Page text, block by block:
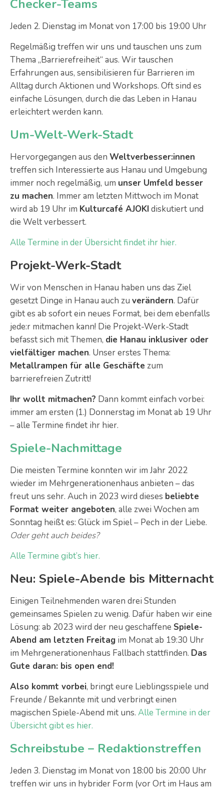
Checker-Teams
Jeden 2. Dienstag im Monat von 17:00 bis 19:00 Uhr
Regelmäßig treffen wir uns und tauschen uns zum
Thema „Barrierefreiheit“ aus. Wir tauschen
Erfahrungen aus, sensibilisieren für Barrieren im
Alltag durch Aktionen und Workshops. Oft sind es
einfache Lösungen, durch die das Leben in Hanau
erleichtert werden kann.
Um-Welt-Werk-Stadt
Hervorgegangen aus den Weltverbesser:innen
treffen sich Interessierte aus Hanau und Umgebung
immer noch regelmäßig, um unser Umfeld besser
zu machen. Immer am letzten Mittwoch im Monat
wird ab 19 Uhr im Kulturcafé AJOKIdiskutiert und
die Welt verbessert.
Alle Termine in der Übersicht findet ihr hier.
Projekt-Werk-Stadt
Wir von Menschen in Hanau haben uns das Ziel
gesetzt Dinge in Hanau auch zu verändern. Dafür
gibt es ab sofort ein neues Format, bei dem ebenfalls
jede:r mitmachen kann! Die Projekt-Werk-Stadt
befasst sich mit Themen, die Hanau inklusiver oder
vielfältiger machen. Unser erstes Thema:
Metallrampen für alle Geschäfte zum
barrierefreien Zutritt!
Ihr wollt mitmachen? Dann kommt einfach vorbei:
immer am ersten (1.) Donnerstag im Monat ab 19 Uhr
– alle Termine findet ihr hier.
Spiele-Nachmittage
Die meisten Termine konnten wir im Jahr 2022
wieder im Mehrgenerationenhaus anbieten – das
freut uns sehr. Auch in 2023 wird dieses beliebte
Format weiter angeboten, alle zwei Wochen am
Sonntag heißt es: Glück im Spiel – Pech in der Liebe.
Oder geht auch beides?
Alle Termine gibt’s hier.
Neu: Spiele-Abende bis Mitternacht
Einigen Teilnehmenden waren drei Stunden
gemeinsames Spielen zu wenig. Dafür haben wir eine
Lösung: ab 2023 wird der neu geschaffene Spiele-
Abend am letzten Freitag im Monat ab 19:30 Uhr
im Mehrgenerationenhaus Fallbach stattfinden. Das
Gute daran: bis open end!
Also kommt vorbei, bringt eure Lieblingsspiele und
Freunde / Bekannte mit und verbringt einen
magischen Spiele-Abend mit uns. Alle Termine in der
Übersicht gibt es hier.
Schreibstube – Redaktionstreffen
Jeden 3. Dienstag im Monat von 18:00 bis 20:00 Uhr
treffen wir uns in hybrider Form (vor Ort im Haus am